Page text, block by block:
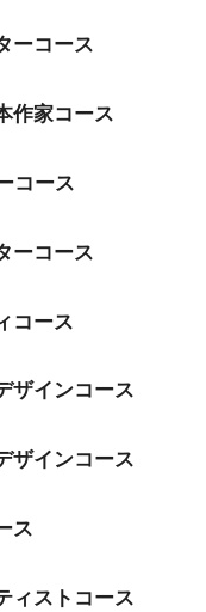
ーコース
作家コース
コース
ーコース
コース
ザインコース
ザインコース
ス
ィストコース